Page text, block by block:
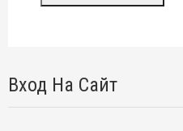
Вход На Сайт